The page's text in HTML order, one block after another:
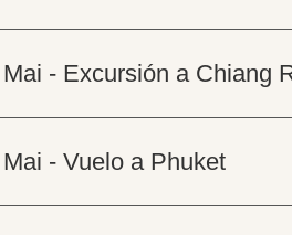
- Excursión a Chiang
- Vuelo a Phuket